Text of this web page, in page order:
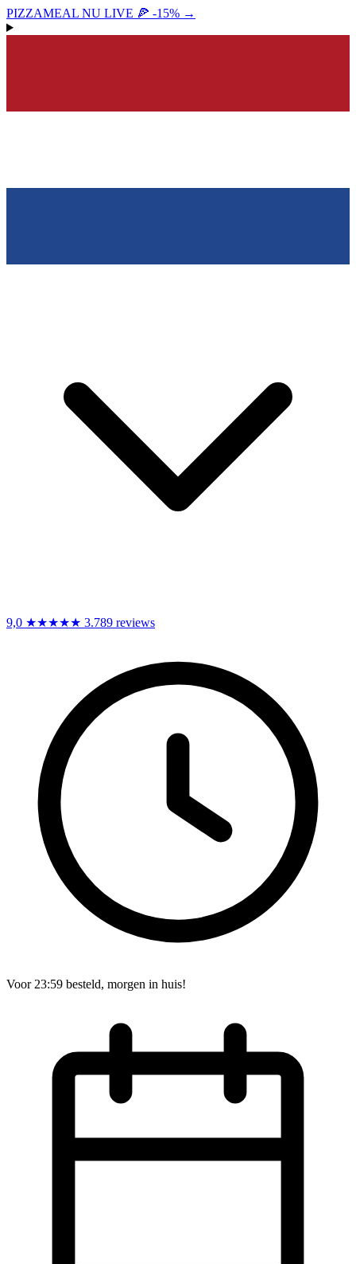
PIZZAMEAL NU LIVE 🍕 -15% →
9,0 ★★★★★ 3.789 reviews
Voor 23:59 besteld, morgen in huis!